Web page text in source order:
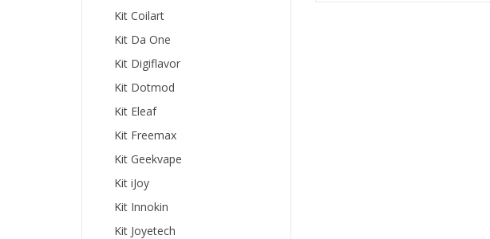
Kit Coilart
Kit Da One
Kit Digiflavor
Kit Dotmod
Kit Eleaf
Kit Freemax
Kit Geekvape
Kit iJoy
Kit Innokin
Kit Joyetech